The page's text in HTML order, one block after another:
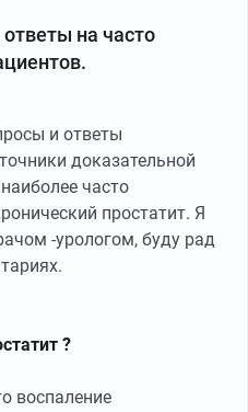
на часто
и ответы
доказательной
часто
простатит. Я
-урологом, буду рад
?
воспаление